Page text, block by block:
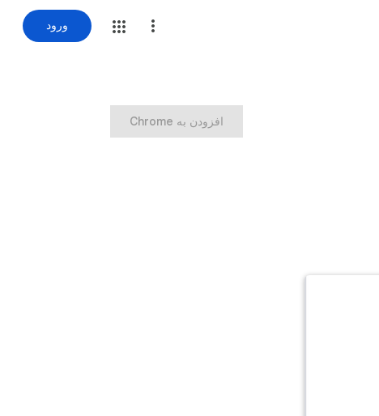
ورود
‏افزودن به Chrome